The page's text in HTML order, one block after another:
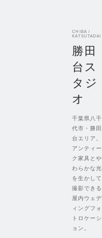
CHIBA /
KATSUTADAI
勝田
台ス
タジ
オ
千葉県八千
代市・勝田
台エリア。
アンティー
ク家具とや
わらかな光
を生かして
撮影できる
屋内ウェデ
ィングフォ
トロケーシ
ョン。